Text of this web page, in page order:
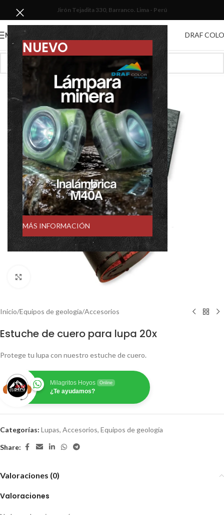
NUEVO
MÁS INFORMACIÓN
Jirón Tejadita 330, Barranco. Lima - Perú
MENU DRAF
Inicio/Equipos de geología/Accesorios
Estuche de cuero para lupa 20x
Protege tu lupa con nuestro estuche de cuero.
Milagritos Hoyos Online
¿Te ayudamos?
Categorías: Lupas, Accesorios, Equipos de geología
Share:
Valoraciones (0)
Valoraciones